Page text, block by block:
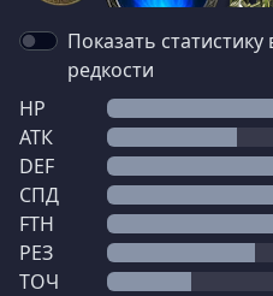
Показать
редкости
HP
АТК
DEF
СПД
FTH
РЕЗ
ТОЧ